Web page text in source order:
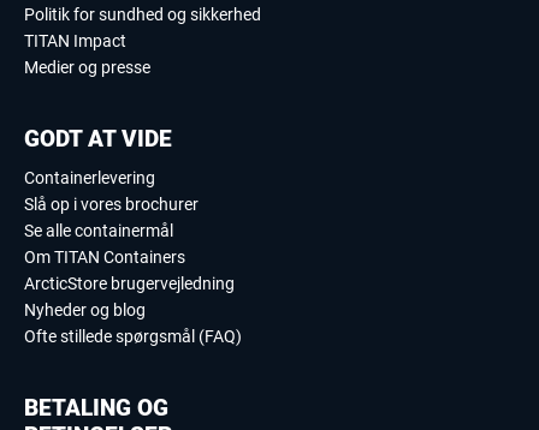
Politik for sundhed og sikkerhed
TITAN Impact
Medier og presse
GODT AT VIDE
Containerlevering
Slå op i vores brochurer
Se alle containermål
Om TITAN Containers
ArcticStore brugervejledning
Nyheder og blog
Ofte stillede spørgsmål (FAQ)
BETALING OG